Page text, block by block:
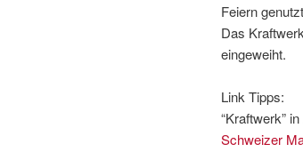
Feiern
Das
eingeweiht.
Link Tipps:
“Kraftwerk”
Schweizer